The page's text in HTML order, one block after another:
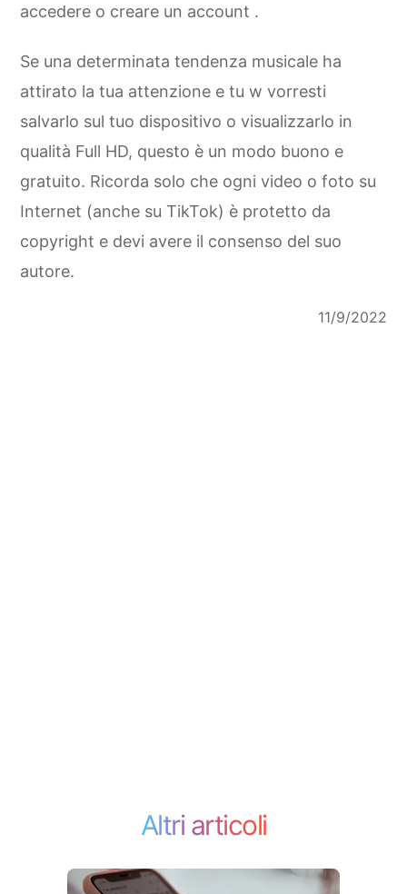
accedere o creare un account .
Se una determinata tendenza musicale ha
attirato la tua attenzione e tu w vorresti
salvarlo sul tuo dispositivo o visualizzarlo in
qualità Full HD, questo è un modo buono e
gratuito. Ricorda solo che ogni video o foto su
Internet (anche su TikTok) è protetto da
copyright e devi avere il consenso del suo
autore.
11/9/2022
Altri articoli